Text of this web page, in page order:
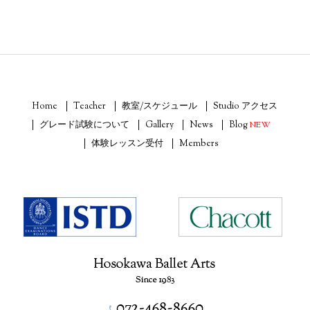
Home Teacher 教室/スケジュール
Studio アクセス
グレード試験について
Gallery News BlogNEW
体験レッスン受付
Members